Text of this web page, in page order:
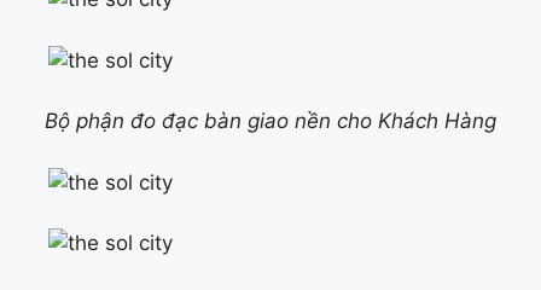
Bộ phận đo đạc bàn giao nền cho Khách Hàng